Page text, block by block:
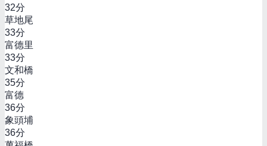
32分
草地尾
33分
富德里
33分
文和橋
35分
富德
36分
象頭埔
36分